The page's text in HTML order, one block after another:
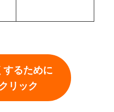
るために
リック